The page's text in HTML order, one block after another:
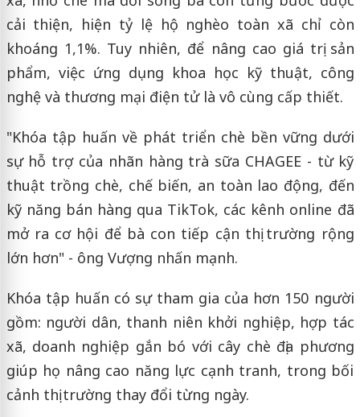
cải thiện, hiện tỷ lệ hộ nghèo toàn xã chỉ còn
khoáng 1,1%. Tuy nhiên, để nâng cao giá trị sản
phẩm, việc ứng dụng khoa học kỹ thuật, công
nghệ và thương mại điện tử là vô cùng cấp thiết.
"Khóa tập huấn về phát triển chè bền vững dưới
sự hỗ trợ của nhãn hàng trà sữa CHAGEE - từ kỹ
thuật trồng chè, chế biến, an toàn lao động, đến
kỹ năng bán hàng qua TikTok, các kênh online đã
mở ra cơ hội để bà con tiếp cận thị trường rộng
lớn hơn" - ông Vượng nhấn mạnh.
Khóa tập huấn có sự tham gia của hơn 150 người
gồm: người dân, thanh niên khởi nghiệp, hợp tác
xã, doanh nghiệp gắn bó với cây chè địa phương
giúp họ nâng cao năng lực cạnh tranh, trong bối
cảnh thị trường thay đổi từng ngày.